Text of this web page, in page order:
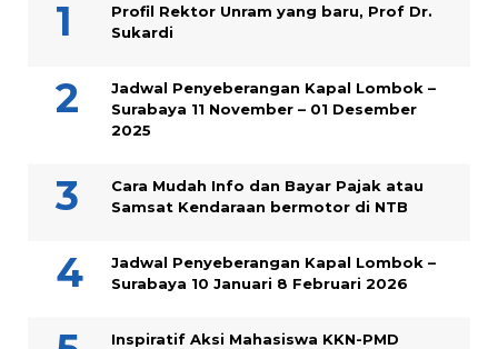
Profil Rektor Unram yang baru, Prof Dr.
Sukardi
Jadwal Penyeberangan Kapal Lombok –
Surabaya 11 November – 01 Desember
2025
Cara Mudah Info dan Bayar Pajak atau
Samsat Kendaraan bermotor di NTB
Jadwal Penyeberangan Kapal Lombok –
Surabaya 10 Januari 8 Februari 2026
Inspiratif Aksi Mahasiswa KKN-PMD